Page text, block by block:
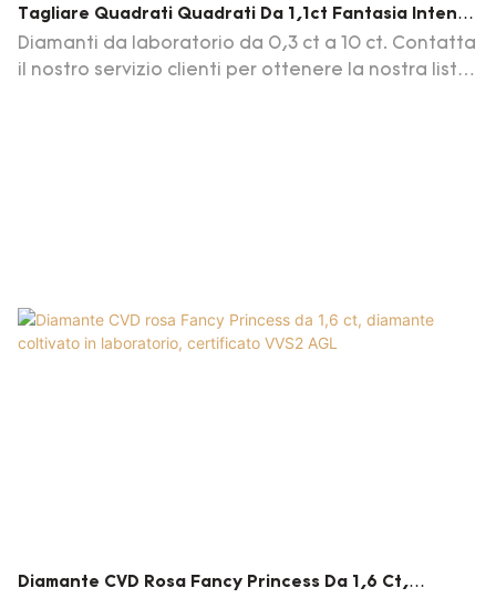
Tagliare Quadrati Quadrati Da 1,1ct Fantasia Intenso
Blu Verdastro Vs2 Cvd Labora Laboratorio Coltivato
Diamante Igi Certificato
Diamanti da laboratorio da 0,3 ct a 10 ct. Contatta
il nostro servizio clienti per ottenere la nostra lista
Diamante CVD Rosa Fancy Princess Da 1,6 Ct,